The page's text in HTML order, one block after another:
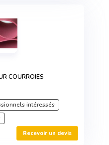
COURROIES
intéressés
Recevoir un devis